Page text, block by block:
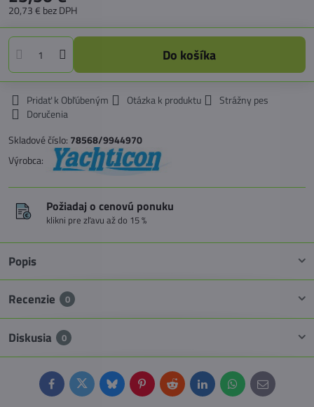
20,73 € bez DPH
Do košíka
Pridať k Obľúbeným Otázka k produktu
Strážny pes
Doručenia
Skladové číslo: 78568/9944970
Výrobca:
Požiadaj o cenovú ponuku
klikni pre zľavu až do 15 %
Popis
Recenzie 0
Diskusia 0
FacebookTwitterBlueskyPinterestReddit LinkedInWhatsApp
E-
mail